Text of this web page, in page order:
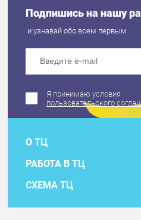
Подпишись на нашу
и узнавай обо всем первым
Я принимаю условия
пользовательского
О ТЦ
РАБОТА В ТЦ
СХЕМА ТЦ